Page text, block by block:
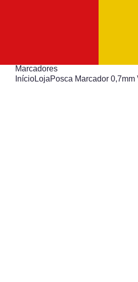
Marcadores
InícioLojaPosca Marcador